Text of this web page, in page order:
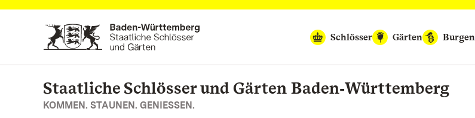
Zum Hauptinhalt springen
Schlösser
Gärten Burgen
Staatliche Schlösser und Gärten Baden‑Württemberg
KOMMEN. STAUNEN. GENIESSEN.